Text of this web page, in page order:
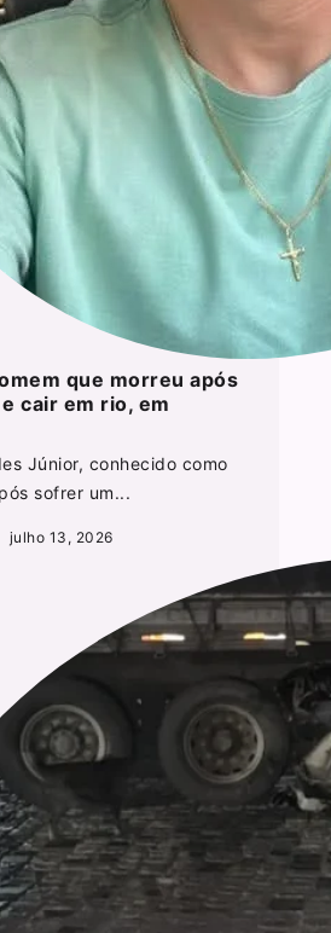
que morreu após
cair em rio, em
Júnior, conhecido como
sofrer um...
julho 13, 2026